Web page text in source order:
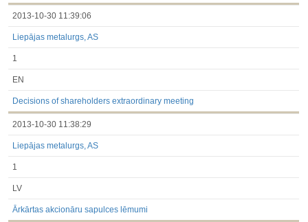
2013-10-30 11:39:06
Liepājas metalurgs, AS
1
EN
Decisions of shareholders extraordinary meeting
2013-10-30 11:38:29
Liepājas metalurgs, AS
1
LV
Ārkārtas akcionāru sapulces lēmumi